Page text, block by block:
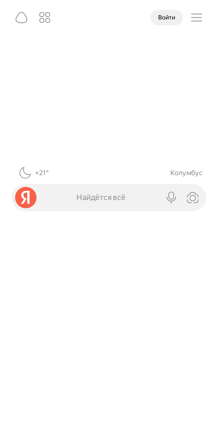
Войти
+21° Колумбус
Найдётся всё